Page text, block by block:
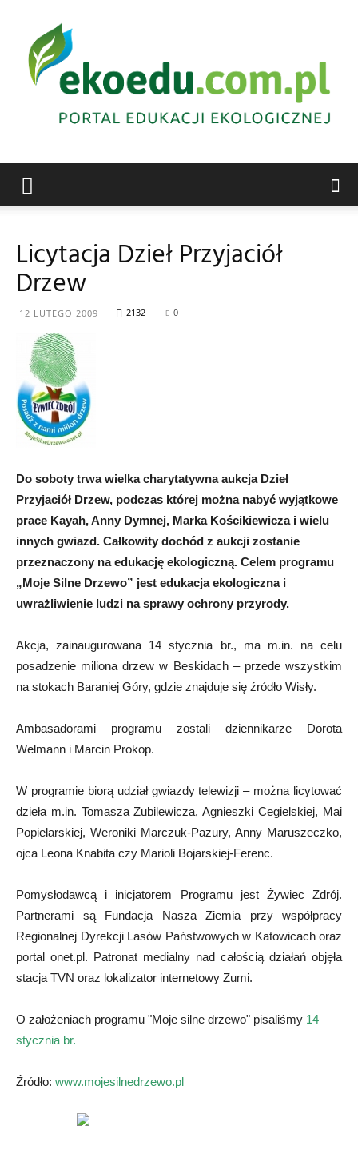
ekologiczna
Licytacja Dzieł Przyjaciół
Drzew
12 LUTEGO 2009 2132 0
Do soboty trwa wielka charytatywna aukcja Dzieł
Przyjaciół Drzew, podczas której można nabyć wyjątkowe
prace Kayah, Anny Dymnej, Marka Kościkiewicza i wielu
innych gwiazd. Całkowity dochód z aukcji zostanie
przeznaczony na edukację ekologiczną. Celem programu
„Moje Silne Drzewo” jest edukacja ekologiczna i
uwrażliwienie ludzi na sprawy ochrony przyrody.
Akcja, zainaugurowana 14 stycznia br., ma m.in. na celu
posadzenie miliona drzew w Beskidach – przede wszystkim
na stokach Baraniej Góry, gdzie znajduje się źródło Wisły.
Ambasadorami programu zostali dziennikarze Dorota
Welmann i Marcin Prokop.
W programie biorą udział gwiazdy telewizji – można licytować
dzieła m.in. Tomasza Zubilewicza, Agnieszki Cegielskiej, Mai
Popielarskiej, Weroniki Marczuk-Pazury, Anny Maruszeczko,
ojca Leona Knabita czy Marioli Bojarskiej-Ferenc.
Pomysłodawcą i inicjatorem Programu jest Żywiec Zdrój.
Partnerami są Fundacja Nasza Ziemia przy współpracy
Regionalnej Dyrekcji Lasów Państwowych w Katowicach oraz
portal onet.pl. Patronat medialny nad całością działań objęła
stacja TVN oraz lokalizator internetowy Zumi.
O założeniach programu "Moje silne drzewo" pisaliśmy 14
stycznia br.
Źródło: www.mojesilnedrzewo.pl